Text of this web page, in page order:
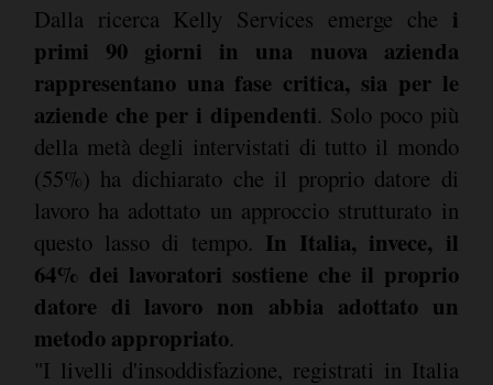
Dalla ricerca Kelly Services emerge che i
primi 90 giorni in una nuova azienda
rappresentano una fase critica, sia per le
aziende che per i dipendenti. Solo poco più
della metà degli intervistati di tutto il mondo
(55%) ha dichiarato che il proprio datore di
lavoro ha adottato un approccio strutturato in
questo lasso di tempo. In Italia, invece, il
64% dei lavoratori sostiene che il proprio
datore di lavoro non abbia adottato un
metodo appropriato.
"I livelli d'insoddisfazione, registrati in Italia